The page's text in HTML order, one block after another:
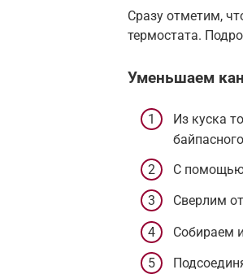
Сразу отметим,
термостата.
Уменьшаем
Из куска
С помощью
Сверлим
Собираем